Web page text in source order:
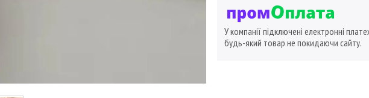
У компанії підключені електронні
будь-який товар не покидаючи сайту.